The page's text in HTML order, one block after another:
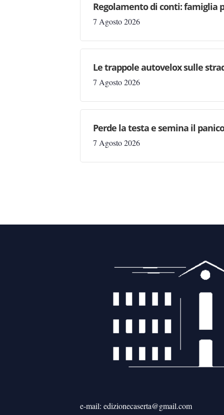
Regolamento di conti: famiglia
7 Agosto 2026
Le trappole autovelox sulle
7 Agosto 2026
Perde la testa e semina il
7 Agosto 2026
e-mail: edizionecaserta@gmail.com